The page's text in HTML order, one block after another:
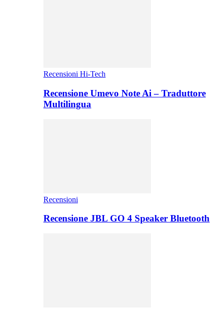
Recensioni Hi-Tech
Recensione Umevo Note Ai – Traduttore
Multilingua
Recensioni
Recensione JBL GO 4 Speaker Bluetooth